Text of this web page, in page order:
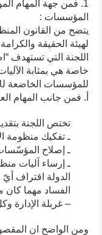
1. فمن جهة المهام
المؤسسات :
يتضح من القانون
لهيئة الحقيقة
اللجنة التي تستهدف
خاصة هي بمثابة
للمؤسسات الخاضعة
أ. فمن جانب المهام
تختص اللجنة
ـ تفكيك منظومة
ـ إصلاح
ـ إرساء آليات
الدولة اقتراف
الفساد مهما كان
– غربلة الإدارة
ومن الواضح ان